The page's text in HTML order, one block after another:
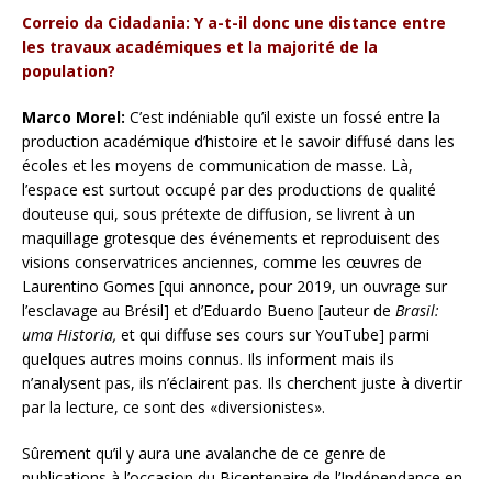
Correio da Cidadania: Y a-t-il donc une distance entre
les travaux académiques et la majorité de la
population?
Marco Morel: C’est indéniable qu’il existe un fossé entre la
production académique d’histoire et le savoir diffusé dans les
écoles et les moyens de communication de masse. Là,
l’espace est surtout occupé par des productions de qualité
douteuse qui, sous prétexte de diffusion, se livrent à un
maquillage grotesque des événements et reproduisent des
visions conservatrices anciennes, comme les œuvres de
Laurentino Gomes [qui annonce, pour 2019, un ouvrage sur
l’esclavage au Brésil] et d’Eduardo Bueno [auteur de Brasil:
uma Historia, et qui diffuse ses cours sur YouTube] parmi
quelques autres moins connus. Ils informent mais ils
n’analysent pas, ils n’éclairent pas. Ils cherchent juste à divertir
par la lecture, ce sont des «diversionistes».
Sûrement qu’il y aura une avalanche de ce genre de